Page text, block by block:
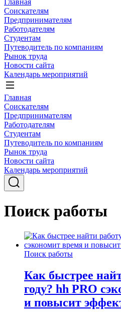
Главная
Соискателям
Предпринимателям
Работодателям
Студентам
Путеводитель по компаниям
Рынок труда
Новости сайта
Календарь мероприятий
Главная
Соискателям
Предпринимателям
Работодателям
Студентам
Путеводитель по компаниям
Рынок труда
Новости сайта
Календарь мероприятий
Поиск работы
Поиск работы
Как быстрее
году? hh PRO
и повысит